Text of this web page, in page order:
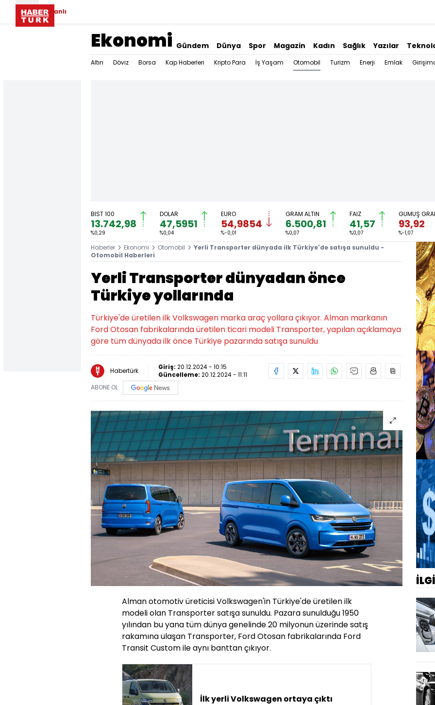
Canlı
Ekonomi Gündem Dünya Spor Magazin Kadın Sağlık Yazılar
Altın Döviz Borsa Kap Haberleri Kripto Para İş Yaşam Otomobil Turizm Enerji Emlak
BIST 100
13.742,98
%0,29
DOLAR
47,5951
%0,04
EURO
54,9854
%-0,01
GRAM ALTIN
6.500,81
%0,07
FAİZ
41,57
%0,07
GÜMÜŞ
93,92
%-1,07
Haberler Ekonomi Otomobil
Yerli Transporter dünyada ilk Türkiye'de satışa sunuldu -
Otomobil Haberleri
Yerli Transporter dünyadan önce
Türkiye yollarında
Türkiye'de üretilen ilk Volkswagen marka araç yollara çıkıyor. Alman markanın
Ford Otosan fabrikalarında üretilen ticari modeli Transporter, yapılan açıklamaya
göre tüm dünyada ilk önce Türkiye pazarında satışa sunuldu
Habertürk Giriş: 20.12.2024 - 10:15
Güncelleme: 20.12.2024 - 11:11
ABONE OL
Alman otomotiv üreticisi Volkswagen'in Türkiye'de üretilen ilk
modeli olan Transporter satışa sunuldu. Pazara sunulduğu 1950
yılından bu yana tüm dünya genelinde 20 milyonun üzerinde satış
rakamına ulaşan Transporter, Ford Otosan fabrikalarında Ford
Transit Custom ile aynı banttan çıkıyor.
İlk yerli Volkswagen ortaya çıktı